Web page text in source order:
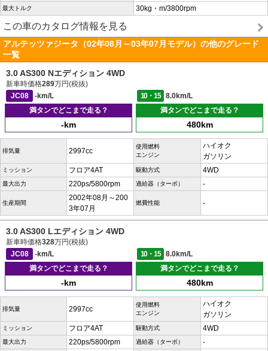
最大トルク 30kg・m/3800rpm
この車のカタログ情報を見る
アルテッツァジータ（02年08月～03年07月モデル）の他のグレード
一覧
3.0 AS300 Nエディション 4WD
新車時価格289万円(税抜)
JC08
-km/L 10・15
8.0km/L
満タンでどこまで走る？
-km
満タンでどこまで走る？
480km
排気量 2997cc
使用燃料
エンジン
ハイオク
ガソリン
ミッション フロア4AT 駆動方式 4WD
最大出力 220ps/5800rpm 過給器（ターボ） -
生産期間
2002年08月～200
3年07月
燃費性能 -
3.0 AS300 Lエディション 4WD
新車時価格328万円(税抜)
JC08
-km/L 10・15
8.0km/L
満タンでどこまで走る？
-km
満タンでどこまで走る？
480km
排気量 2997cc
使用燃料
エンジン
ハイオク
ガソリン
ミッション フロア4AT 駆動方式 4WD
最大出力 220ps/5800rpm 過給器（ターボ） -